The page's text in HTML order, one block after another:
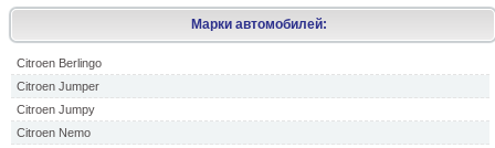
Марки автомобилей:
Citroen Berlingo
Citroen Jumper
Citroen Jumpy
Citroen Nemo